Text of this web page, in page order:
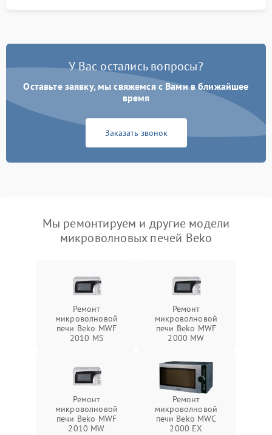
У Вас остались вопросы?
Оставьте заявку, мы свяжемся с Вами в ближайшее
время
Заказать звонок
Мы ремонтируем и другие модели
микроволновых печей Beko
Ремонт
микроволновой
печи Beko MWF
2010 MS
Ремонт
микроволновой
печи Beko MWF
2000 MW
Ремонт
микроволновой
печи Beko MWF
2010 MW
Ремонт
микроволновой
печи Beko MWC
2000 EX